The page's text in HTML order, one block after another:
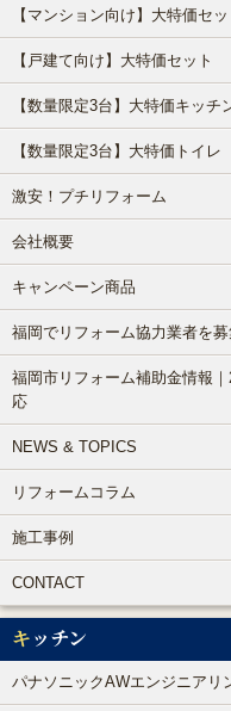
【マンション向け】大特価セッ
【戸建て向け】大特価セット
【数量限定3台】大特価キッチ
【数量限定3台】大特価トイレ
激安！プチリフォーム
会社概要
キャンペーン商品
福岡でリフォーム協力業者を募
福岡市リフォーム補助金情報
応
NEWS & TOPICS
リフォームコラム
施工事例
CONTACT
キッチン
パナソニックAWエンジニアリ